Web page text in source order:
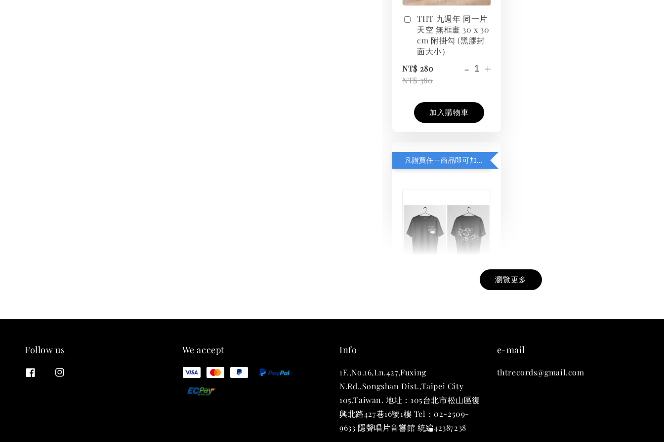
THT 九週年 同一片
天空 無框畫 30 x 30
cm 附掛勾 (黑膠封
面大小）
NT$ 280
NT$ 380
- +
加入購物車
凡購買任一商品即可加購 THT 九週年紀念 T-shirt
THT 九週年紀念 T-
瀏覽更多
Follow us We accept Info
1F.,No.16,Ln.427,Fuxing
N.Rd.,Songshan Dist.,Taipei City
105,Taiwan. 地址：105台北市松山區復
興北路427巷16號1樓 Tel：02-2509-
9633 隱聲唱片音響館 統編42387238
e-mail
thtrecords@gmail.com